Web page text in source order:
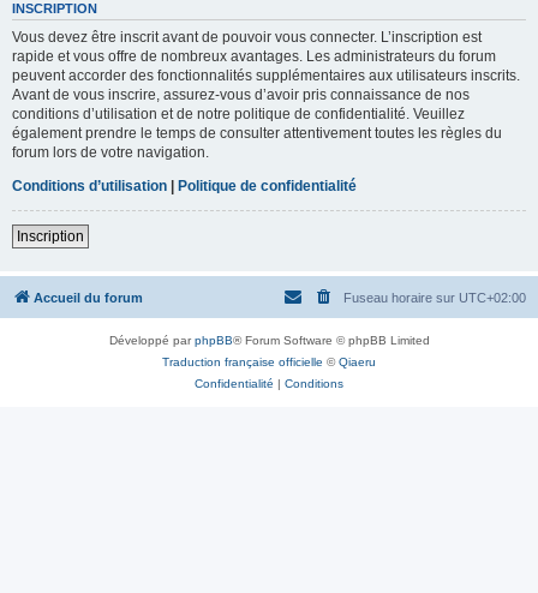
INSCRIPTION
Vous devez être inscrit avant de pouvoir vous connecter. L’inscription est
rapide et vous offre de nombreux avantages. Les administrateurs du forum
peuvent accorder des fonctionnalités supplémentaires aux utilisateurs inscrits.
Avant de vous inscrire, assurez-vous d’avoir pris connaissance de nos
conditions d’utilisation et de notre politique de confidentialité. Veuillez
également prendre le temps de consulter attentivement toutes les règles du
forum lors de votre navigation.
Conditions d’utilisation | Politique de confidentialité
Inscription
Accueil du forum Fuseau horaire sur UTC+02:00
Développé parphpBB® Forum Software © phpBB Limited
Traduction française officielle ©Qiaeru
Confidentialité | Conditions